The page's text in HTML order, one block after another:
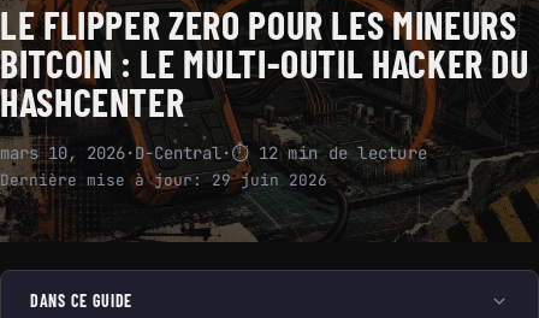
LE FLIPPER ZERO POUR LES MINEURS
BITCOIN : LE MULTI-OUTIL HACKER DU
HASHCENTER
mars 10, 2026·D-Central·⏱ 12 min de lecture
Dernière mise à jour:29 juin 2026
DANS CE GUIDE